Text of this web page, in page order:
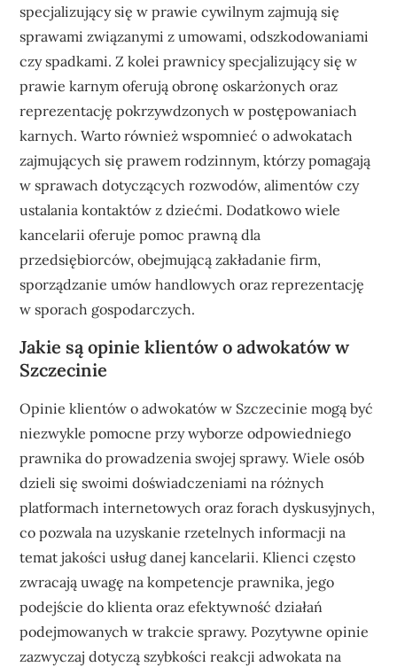
specjalizujący się w prawie cywilnym zajmują się
sprawami związanymi z umowami, odszkodowaniami
czy spadkami. Z kolei prawnicy specjalizujący się w
prawie karnym oferują obronę oskarżonych oraz
reprezentację pokrzywdzonych w postępowaniach
karnych. Warto również wspomnieć o adwokatach
zajmujących się prawem rodzinnym, którzy pomagają
w sprawach dotyczących rozwodów, alimentów czy
ustalania kontaktów z dziećmi. Dodatkowo wiele
kancelarii oferuje pomoc prawną dla
przedsiębiorców, obejmującą zakładanie firm,
sporządzanie umów handlowych oraz reprezentację
w sporach gospodarczych.
Jakie są opinie klientów o adwokatów w
Szczecinie
Opinie klientów o adwokatów w Szczecinie mogą być
niezwykle pomocne przy wyborze odpowiedniego
prawnika do prowadzenia swojej sprawy. Wiele osób
dzieli się swoimi doświadczeniami na różnych
platformach internetowych oraz forach dyskusyjnych,
co pozwala na uzyskanie rzetelnych informacji na
temat jakości usług danej kancelarii. Klienci często
zwracają uwagę na kompetencje prawnika, jego
podejście do klienta oraz efektywność działań
podejmowanych w trakcie sprawy. Pozytywne opinie
zazwyczaj dotyczą szybkości reakcji adwokata na